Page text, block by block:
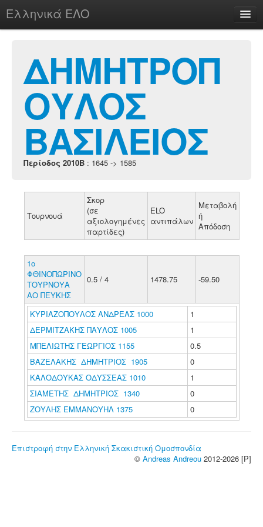
Ελληνικά ΕΛΟ
chesstu.be @ discord
Login
ΔΗΜΗΤΡΟΠ
ΟΥΛΟΣ
ΒΑΣΙΛΕΙΟΣ
Περίοδος 2010B : 1645 -> 1585
Τουρνουά
Σκορ
(σε
αξιολογημένες
παρτίδες)
ELO
αντιπάλων
Μεταβολή
ή
Απόδοση
1ο
ΦΘΙΝΟΠΩΡΙΝΟ
ΤΟΥΡΝΟΥΑ
ΑΟ ΠΕΥΚΗΣ
0.5 / 4 1478.75 -59.50
ΚΥΡΙΑΖΟΠΟΥΛΟΣ ΑΝΔΡΕΑΣ 1000
1
ΔΕΡΜΙΤΖΑΚΗΣ ΠΑΥΛΟΣ 1005
1
ΜΠΕΛΙΩΤΗΣ ΓΕΩΡΓΙΟΣ 1155
0.5
ΒΑΖΕΛΑΚΗΣ ΔΗΜΗΤΡΙΟΣ 1905
0
ΚΑΛΟΔΟΥΚΑΣ ΟΔΥΣΣΕΑΣ 1010
1
ΣΙΑΜΕΤΗΣ ΔΗΜΗΤΡΙΟΣ 1340
0
ΖΟΥΛΗΣ ΕΜΜΑΝΟΥΗΛ 1375
0
Επιστροφή στην Ελληνική Σκακιστική Ομοσπονδία
© Andreas Andreou 2012-2026 [P]